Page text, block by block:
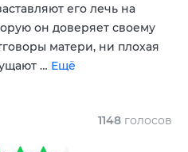
его лечь на
он доверяет своему
матери, ни плохая
… Ещё
1148 голосов